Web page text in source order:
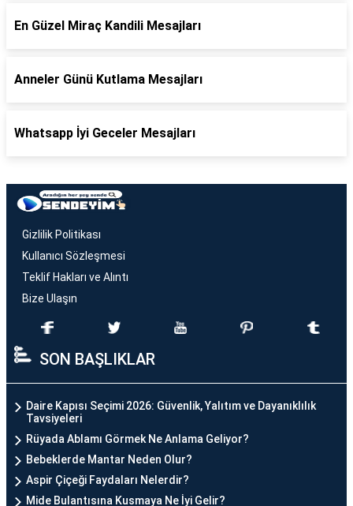
En Güzel Miraç Kandili Mesajları
Anneler Günü Kutlama Mesajları
Whatsapp İyi Geceler Mesajları
Gizlilik Politikası
Kullanıcı Sözleşmesi
Teklif Hakları ve Alıntı
Bize Ulaşın
SON BAŞLIKLAR
Daire Kapısı Seçimi 2026: Güvenlik, Yalıtım ve Dayanıklılık
Tavsiyeleri
Rüyada Ablamı Görmek Ne Anlama Geliyor?
Bebeklerde Mantar Neden Olur?
Aspir Çiçeği Faydaları Nelerdir?
Mide Bulantısına Kusmaya Ne İyi Gelir?